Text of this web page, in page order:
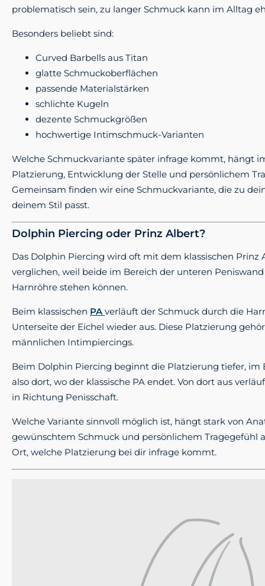
problematisch sein, zu langer Schmuck kann im Alltag
Besonders beliebt sind:
Curved Barbells aus Titan
glatte Schmuckoberflächen
passende Materialstärken
schlichte Kugeln
dezente Schmuckgrößen
hochwertige Intimschmuck-Varianten
Welche Schmuckvariante später infrage kommt, hängt
Platzierung, Entwicklung der Stelle und persönlichem
Gemeinsam finden wir eine Schmuckvariante, die zu
deinem Stil passt.
Dolphin Piercing oder Prinz Albert?
Das Dolphin Piercing wird oft mit dem klassischen Prinz
verglichen, weil beide im Bereich der unteren
Harnröhre stehen können.
Beim klassischen PA verläuft der Schmuck durch die
Unterseite der Eichel wieder aus. Diese Platzierung
männlichen Intimpiercings.
Beim Dolphin Piercing beginnt die Platzierung tiefer, im
also dort, wo der klassische PA endet. Von dort aus
in Richtung Penisschaft.
Welche Variante sinnvoll möglich ist, hängt stark von
gewünschtem Schmuck und persönlichem Tragegefühl
Ort, welche Platzierung bei dir infrage kommt.